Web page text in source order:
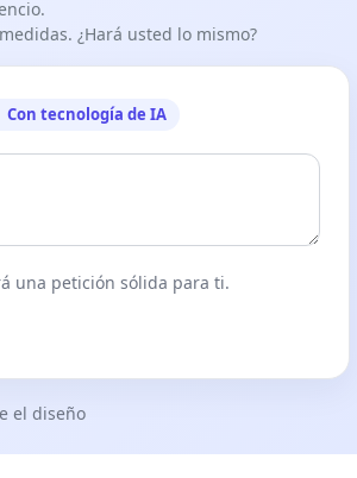
¿Hará usted lo mismo?
Con tecnología de IA
una petición sólida para ti.
el diseño